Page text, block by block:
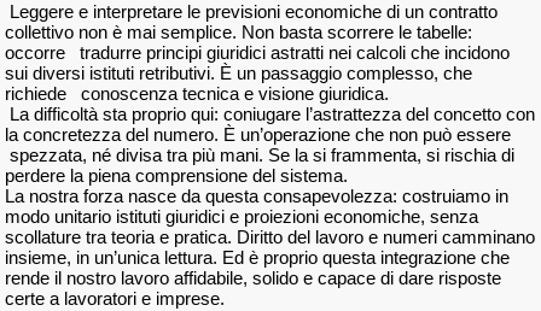
Leggere e interpretare le previsioni economiche di un contratto
collettivo non è mai semplice. Non basta scorrere le tabelle:
occorre tradurre principi giuridici astratti nei calcoli che incidono
sui diversi istituti retributivi. È un passaggio complesso, che
richiede conoscenza tecnica e visione giuridica.
La difficoltà sta proprio qui: coniugare l’astrattezza del concetto con
la concretezza del numero. È un’operazione che non può essere
spezzata, né divisa tra più mani. Se la si frammenta, si rischia di
perdere la piena comprensione del sistema.
La nostra forza nasce da questa consapevolezza: costruiamo in
modo unitario istituti giuridici e proiezioni economiche, senza
scollature tra teoria e pratica. Diritto del lavoro e numeri camminano
insieme, in un’unica lettura. Ed è proprio questa integrazione che
rende il nostro lavoro affidabile, solido e capace di dare risposte
certe a lavoratori e imprese.